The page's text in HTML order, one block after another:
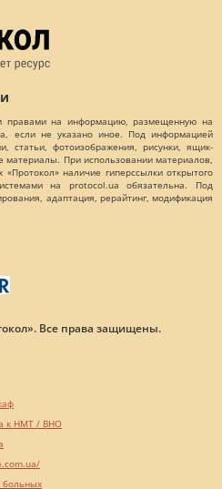
правами на информацию, размещенную на
если не указано иное. Под информацией
статьи, фотоизображения, рисунки, ящик-
материалы. При использовании материалов,
наличие гиперссылки открытого
на protocol.ua обязательна. Под
адаптация, рерайтинг, модификация
Все права защищены.
к НМТ / ВНО
больных